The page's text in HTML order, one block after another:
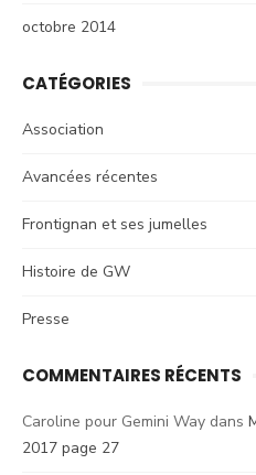
octobre 2014
CATÉGORIES
Association
Avancées récentes
Frontignan et ses jumelles
Histoire de GW
Presse
COMMENTAIRES RÉCENTS
Caroline pour Gemini Way dans
2017 page 27